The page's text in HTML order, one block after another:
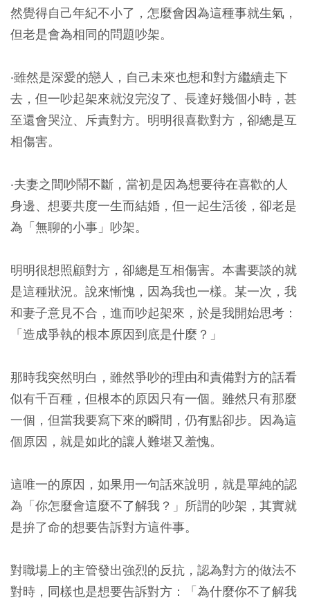
然覺得自己年紀不小了，怎麼會因為這種事就生氣，
但老是會為相同的問題吵架。
‧雖然是深愛的戀人，自己未來也想和對方繼續走下
去，但一吵起架來就沒完沒了、長達好幾個小時，甚
至還會哭泣、斥責對方。明明很喜歡對方，卻總是互
相傷害。
‧夫妻之間吵鬧不斷，當初是因為想要待在喜歡的人
身邊、想要共度一生而結婚，但一起生活後，卻老是
為「無聊的小事」吵架。
明明很想照顧對方，卻總是互相傷害。本書要談的就
是這種狀況。說來慚愧，因為我也一樣。某一次，我
和妻子意見不合，進而吵起架來，於是我開始思考：
「造成爭執的根本原因到底是什麼？」
那時我突然明白，雖然爭吵的理由和責備對方的話看
似有千百種，但根本的原因只有一個。雖然只有那麼
一個，但當我要寫下來的瞬間，仍有點卻步。因為這
個原因，就是如此的讓人難堪又羞愧。
這唯一的原因，如果用一句話來說明，就是單純的認
為「你怎麼會這麼不了解我？」所謂的吵架，其實就
是拚了命的想要告訴對方這件事。
對職場上的主管發出強烈的反抗，認為對方的做法不
對時，同樣也是想要告訴對方：「為什麼你不了解我